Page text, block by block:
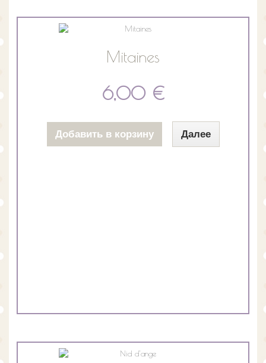
Mitaines
6,00 €
Добавить в корзину Далее